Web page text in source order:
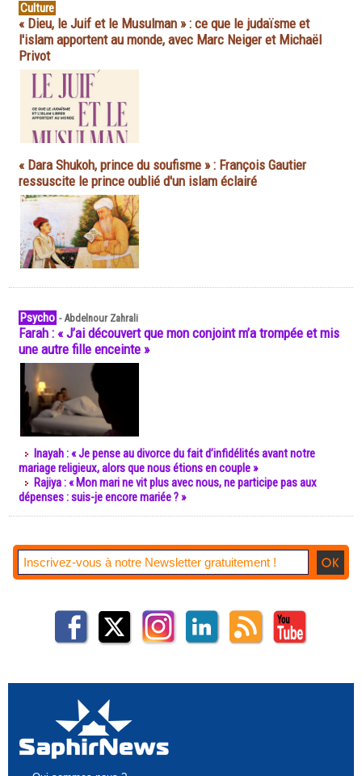
Culture
« Dieu, le Juif et le Musulman » : ce que le judaïsme et
l'islam apportent au monde, avec Marc Neiger et Michaël
Privot
« Dara Shukoh, prince du soufisme » : François Gautier
ressuscite le prince oublié d'un islam éclairé
Psycho -Abdelnour Zahrali
Farah : « J’ai découvert que mon conjoint m’a trompée et mis
une autre fille enceinte »
Inayah : « Je pense au divorce du fait d’infidélités avant notre
mariage religieux, alors que nous étions en couple »
Rajiya : « Mon mari ne vit plus avec nous, ne participe pas aux
dépenses : suis-je encore mariée ? »